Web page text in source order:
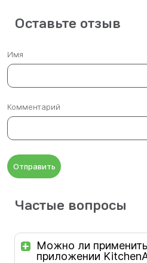
Оставьте отзыв
Имя
Комментарий
Отправить
Частые вопросы
Можно ли
приложении